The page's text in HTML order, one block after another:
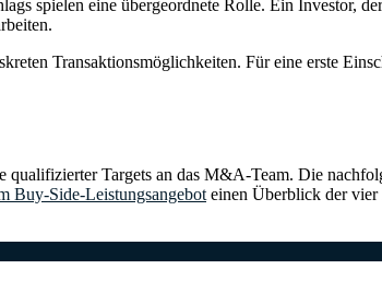
spielen eine übergeordnete Rolle. Ein Investor,
Transaktionsmöglichkeiten. Für eine erste
Targets an das M&A-Team. Die
Buy-Side-Leistungsangebot einen Überblick der vier